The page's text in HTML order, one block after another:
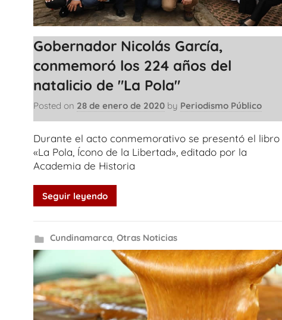
Gobernador Nicolás García,
conmemoró los 224 años del
natalicio de "La Pola"
Posted on 28 de enero de 2020 by Periodismo Público
Durante el acto conmemorativo se presentó el libro
«La Pola, Ícono de la Libertad», editado por la
Academia de Historia
Seguir leyendo
Cundinamarca, Otras Noticias